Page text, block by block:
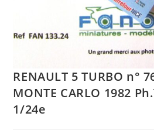
RENAULT 5 TURBO n°
MONTE CARLO 1982
1/24e